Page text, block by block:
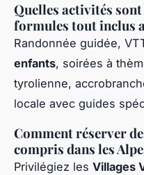
Quelles activités
formules tout inclus
Randonnée guidée,
enfants, soirées à
tyrolienne,
locale avec guides
Comment réserver
compris dans les
Privilégiez les Villages